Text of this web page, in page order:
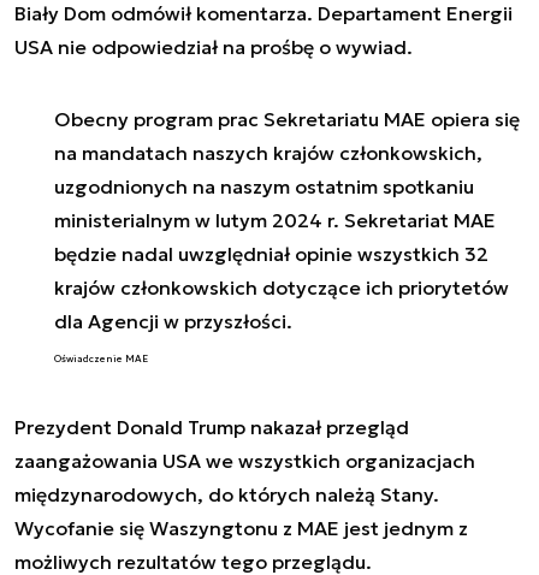
Biały Dom odmówił komentarza. Departament Energii
USA nie odpowiedział na prośbę o wywiad.
Obecny program prac Sekretariatu MAE opiera się
na mandatach naszych krajów członkowskich,
uzgodnionych na naszym ostatnim spotkaniu
ministerialnym w lutym 2024 r. Sekretariat MAE
będzie nadal uwzględniał opinie wszystkich 32
krajów członkowskich dotyczące ich priorytetów
dla Agencji w przyszłości.
Oświadczenie MAE
Prezydent Donald Trump nakazał przegląd
zaangażowania USA we wszystkich organizacjach
międzynarodowych, do których należą Stany.
Wycofanie się Waszyngtonu z MAE jest jednym z
możliwych rezultatów tego przeglądu.